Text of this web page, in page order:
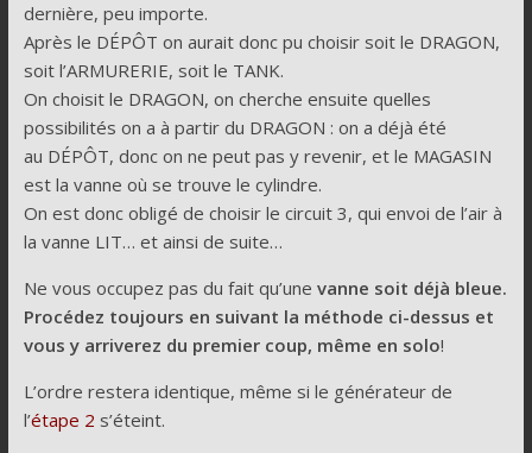
dernière, peu importe.
Après le DÉPÔT on aurait donc pu choisir soit le DRAGON,
soit l’ARMURERIE, soit le TANK.
On choisit le DRAGON, on cherche ensuite quelles
possibilités on a à partir du DRAGON : on a déjà été
au DÉPÔT, donc on ne peut pas y revenir, et le MAGASIN
est la vanne où se trouve le cylindre.
On est donc obligé de choisir le circuit 3, qui envoi de l’air à
la vanne LIT… et ainsi de suite…
Ne vous occupez pas du fait qu’une vanne soit déjà bleue.
Procédez toujours en suivant la méthode ci-dessus et
vous y arriverez du premier coup, même en solo!
L’ordre restera identique, même si le générateur de
l’étape 2 s’éteint.